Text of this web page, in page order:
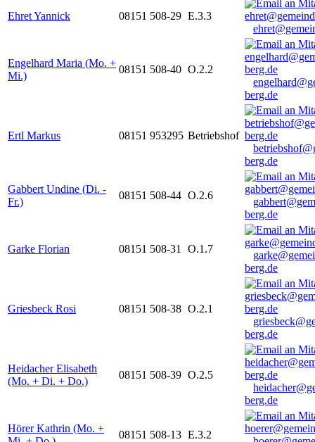
Ehret Yannick 08151 508-29 E.3.3
Engelhard Maria (Mo. +
Mi.)
08151 508-40 O.2.2
berg.de
Ertl Markus 08151 953295 Betriebshof
berg.de
Gabbert Undine (Di. -
Fr.)
08151 508-44 O.2.6
berg.de
Garke Florian 08151 508-31 O.1.7
berg.de
Griesbeck Rosi 08151 508-38 O.2.1
berg.de
Heidacher Elisabeth
(Mo. + Di. + Do.)
08151 508-39 O.2.5
berg.de
Hörer Kathrin (Mo. +
08151 508-13 E.3.2